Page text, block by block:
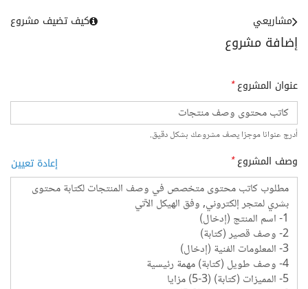
إضافة مشروع
مشاريعي كيف تضيف مشروع
عنوان المشروع*
أدرج عنوانا موجزا يصف مشروعك بشكل دقيق.
وصف المشروع* إعادة تعيين